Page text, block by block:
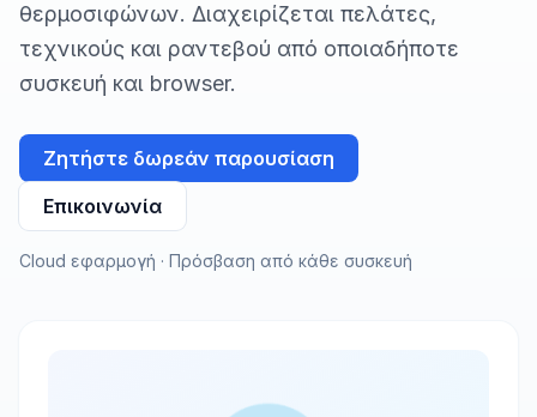
θερμοσιφώνων. Διαχειρίζεται πελάτες,
τεχνικούς και ραντεβού από οποιαδήποτε
συσκευή και browser.
Ζητήστε δωρεάν παρουσίαση
Επικοινωνία
Cloud εφαρμογή · Πρόσβαση από κάθε συσκευή